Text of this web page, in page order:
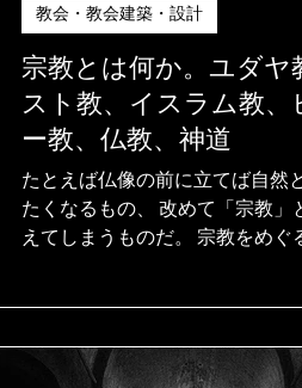
宗教とは何か。ユダヤ
スト教、イスラム教、
ー教、仏教、神道
たとえば仏像の前に立てば自然
たくなるもの、 改めて「宗教」
えてしまうものだ。 宗教をめぐ
い」という印象をもつ人もいる
い。 文化や生活習慣の根底にあ
教会・教会建築・設計